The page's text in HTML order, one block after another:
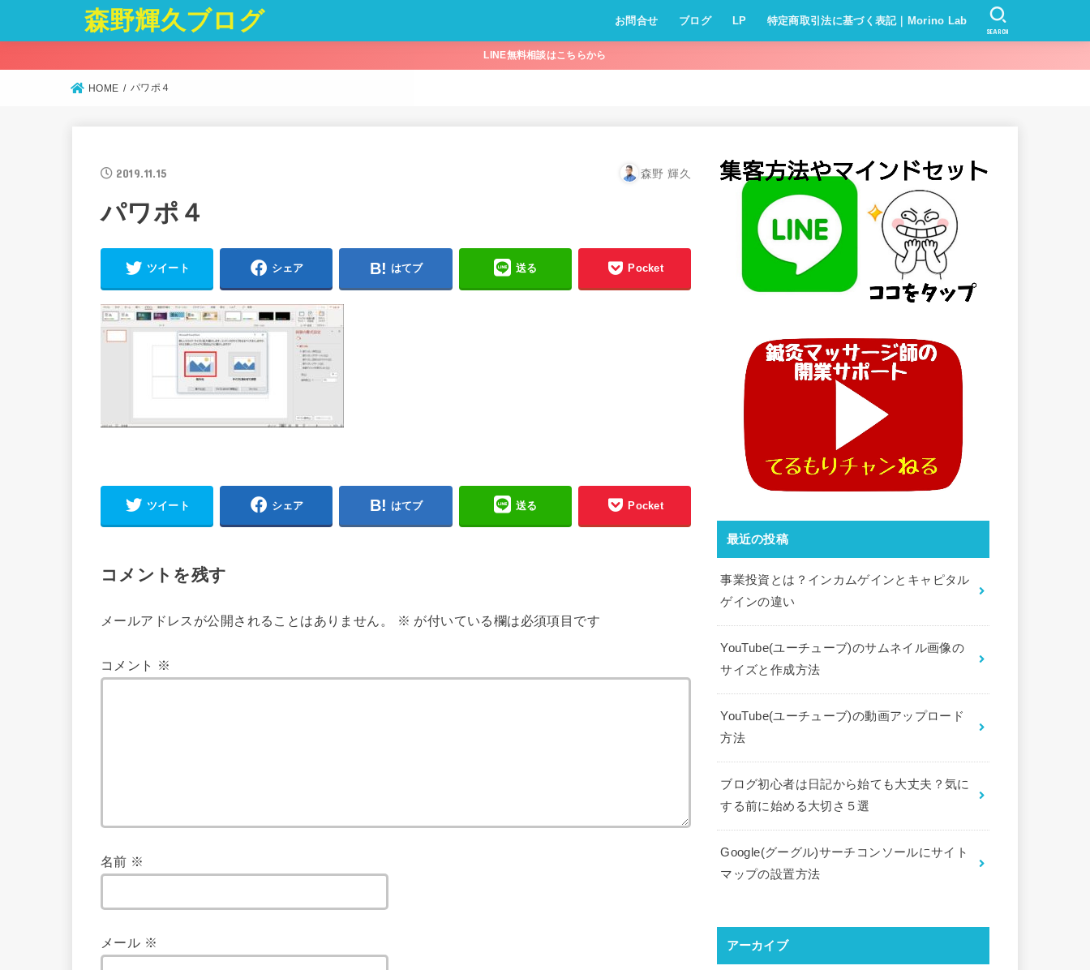
森野輝久ブログ お問合せ ブログ LP 特定商取引法に基づく表記｜Morino Lab
SEARCH
LINE無料相談はこちらから
HOME パワポ４
2019.11.15 森野 輝久
パワポ４
ツイート シェア はてブ 送る Pocket
ツイート シェア はてブ 送る Pocket
コメントを残す
メールアドレスが公開されることはありません。 ※ が付いている欄は必須項目です
コメント ※
名前 ※
メール ※
最近の投稿
事業投資とは？インカムゲインとキャピタル
ゲインの違い
YouTube(ユーチューブ)のサムネイル画像の
サイズと作成方法
YouTube(ユーチューブ)の動画アップロード
方法
ブログ初心者は日記から始ても大丈夫？気に
する前に始める大切さ５選
Google(グーグル)サーチコンソールにサイト
マップの設置方法
アーカイブ